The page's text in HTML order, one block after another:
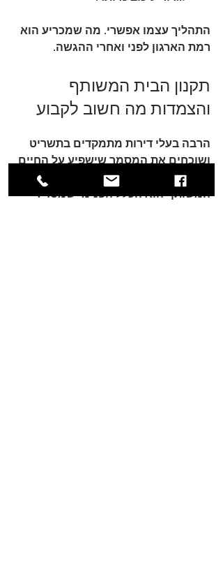
התהליך עצמו אפשרי. מה שמכריע הוא
רמת הארגון לפני ואחרי ההגשה.
תקנון הבית המשותף
והצמדות מה חשוב לקבוע
הרבה בעלי דירות מתמקדים בתשריט
ושוכחים את המסמך שישפיע על החיים
בבניין במשך שנים. תקנון הבית
המשותף הוא הכלל הפנימי שמסדיר